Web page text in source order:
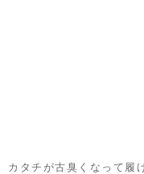
カタチが古臭くなって履